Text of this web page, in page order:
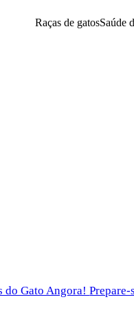
Raças de gatosSaúde
do Gato Angora!